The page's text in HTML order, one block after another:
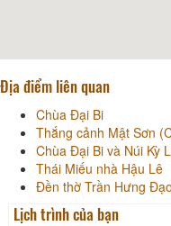
Địa điểm liên quan
Chùa Đại Bi
Thắng cảnh Mật Sơn
Chùa Đại Bi và Núi Kỳ
Thái Miếu nhà Hậu Lê
Đền thờ Trần Hưng
Lịch trình của bạn